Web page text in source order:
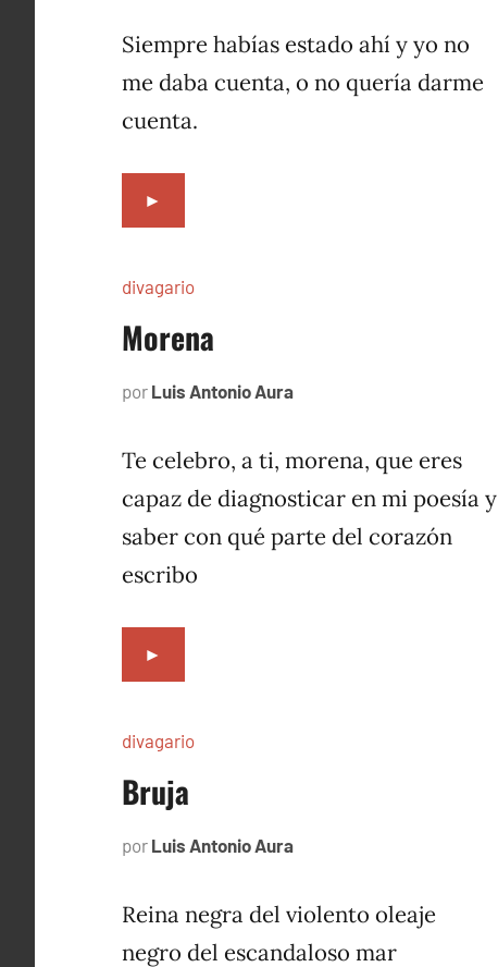
1996
Siempre habías estado ahí y yo no
me daba cuenta, o no quería darme
cuenta.
►
divagario
Morena
por Luis Antonio Aura
1996
Te celebro, a ti, morena, que eres
capaz de diagnosticar en mi poesía y
saber con qué parte del corazón
escribo
►
divagario
Bruja
por Luis Antonio Aura
1996
Reina negra del violento oleaje
negro del escandaloso mar